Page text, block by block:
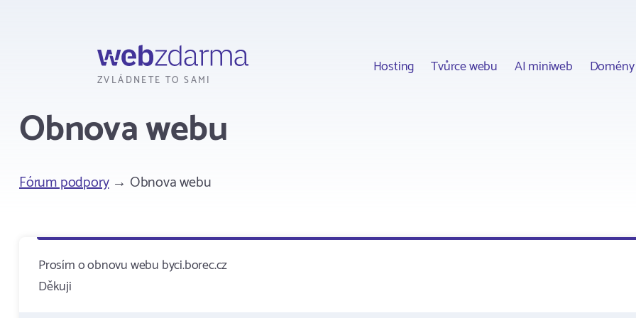
ZVLÁDNETE TO SAMI
Hosting Tvůrce webu AI miniweb Domény
Obnova webu
Fórum podpory→ Obnova webu
Prosím o obnovu webu byci.borec.cz
Děkuji